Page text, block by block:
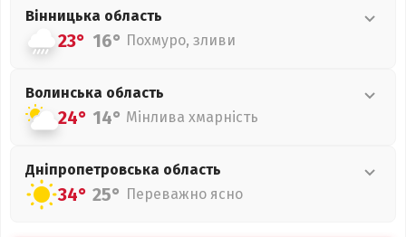
Вінницька область
23° 16° Похмуро, зливи
Волинська область
24° 14° Мінлива хмарність
Дніпропетровська область
34° 25° Переважно ясно